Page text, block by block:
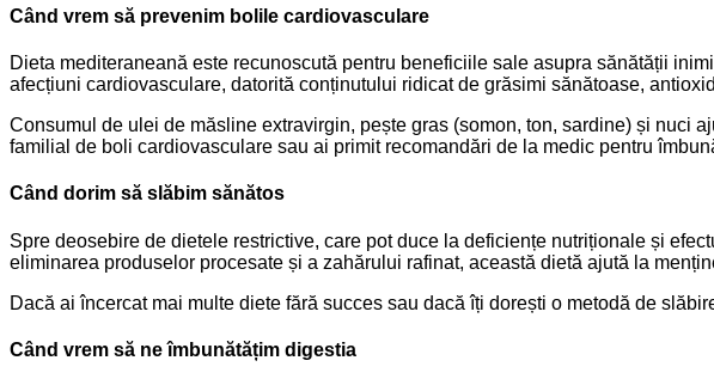
Când vrem să prevenim bolile cardiovasculare
Dieta mediteraneană este recunoscută pentru beneficiile sale asupra sănătății
afecțiuni cardiovasculare, datorită conținutului ridicat de grăsimi sănătoase,
Consumul de ulei de măsline extravirgin, pește gras (somon, ton, sardine) și nuci
familial de boli cardiovasculare sau ai primit recomandări de la medic pentru
Când dorim să slăbim sănătos
Spre deosebire de dietele restrictive, care pot duce la deficiențe nutriționale și
eliminarea produselor procesate și a zahărului rafinat, această dietă ajută la
Dacă ai încercat mai multe diete fără succes sau dacă îți dorești o metodă de
Când vrem să ne îmbunătățim digestia